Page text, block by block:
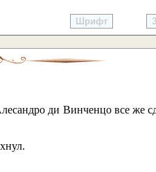
Шрифт
ди Винченцо все же